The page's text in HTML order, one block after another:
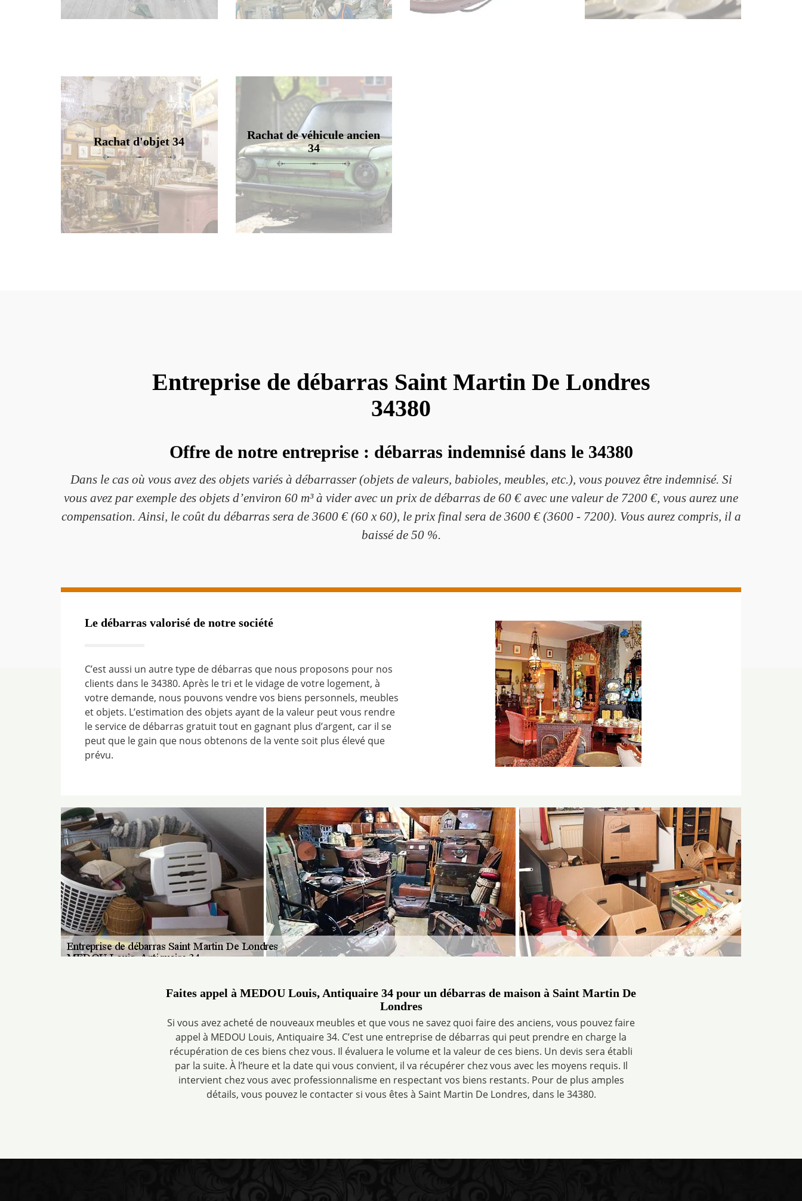
Rachat d'objet 34
Rachat de véhicule ancien
34
Entreprise de débarras Saint Martin De Londres
34380
Offre de notre entreprise : débarras indemnisé dans le 34380
Dans le cas où vous avez des objets variés à débarrasser (objets de valeurs, babioles, meubles, etc.), vous pouvez être indemnisé. Si
vous avez par exemple des objets d’environ 60 m³ à vider avec un prix de débarras de 60 € avec une valeur de 7200 €, vous aurez une
compensation. Ainsi, le coût du débarras sera de 3600 € (60 x 60), le prix final sera de 3600 € (3600 - 7200). Vous aurez compris, il a
baissé de 50 %.
Le débarras valorisé de notre société
C’est aussi un autre type de débarras que nous proposons pour nos
clients dans le 34380. Après le tri et le vidage de votre logement, à
votre demande, nous pouvons vendre vos biens personnels, meubles
et objets. L’estimation des objets ayant de la valeur peut vous rendre
le service de débarras gratuit tout en gagnant plus d’argent, car il se
peut que le gain que nous obtenons de la vente soit plus élevé que
prévu.
Faites appel à MEDOU Louis, Antiquaire 34 pour un débarras de maison à Saint Martin De
Londres
Si vous avez acheté de nouveaux meubles et que vous ne savez quoi faire des anciens, vous pouvez faire
appel à MEDOU Louis, Antiquaire 34. C’est une entreprise de débarras qui peut prendre en charge la
récupération de ces biens chez vous. Il évaluera le volume et la valeur de ces biens. Un devis sera établi
par la suite. À l’heure et la date qui vous convient, il va récupérer chez vous avec les moyens requis. Il
intervient chez vous avec professionnalisme en respectant vos biens restants. Pour de plus amples
détails, vous pouvez le contacter si vous êtes à Saint Martin De Londres, dans le 34380.